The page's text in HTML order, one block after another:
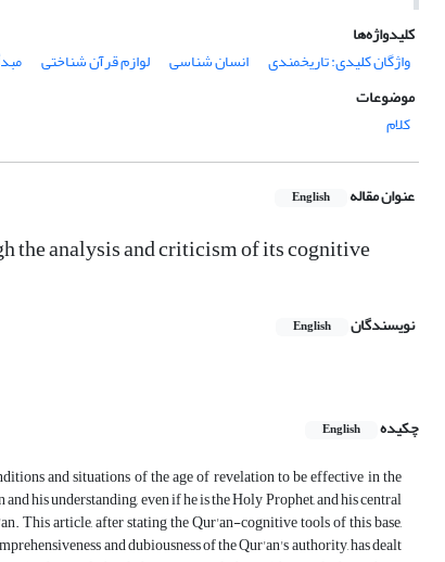
کلیدواژه‌ها
واژگان کلیدی: تاریخمندی
انسان شناسی لوازم قرآن شناختی
موضوعات
کلام
عنوان مقاله English
the analysis and criticism of its cognitive
نویسندگان English
چکیده
English
and situations of the age of revelation to be effective in the
his understanding, even if he is the Holy Prophet, and his central
This article, after stating the Qur'an-cognitive tools of this base,
and dubiousness of the Qur'an's authority, has dealt